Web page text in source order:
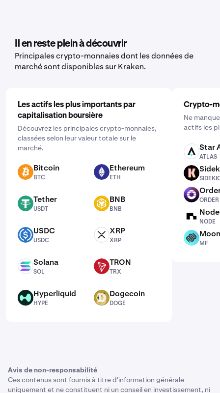
Il en reste plein à découvrir
Principales crypto-monnaies dont les données de
marché sont disponibles sur Kraken.
Les actifs les plus importants par
capitalisation boursière
Découvrez les principales crypto-monnaies,
classées selon leur valeur totale sur le
marché.
BTC Bitcoin
BTC
ETH Ethereum
ETH
USDT Tether
USDT
BNB BNB
BNB
USDC USDC
USDC
XRP XRP
XRP
SOL Solana
SOL
TRX TRON
TRX
HYPE Hyperliquid
HYPE
DOGE Dogecoin
DOGE
Crypto-
Ne
actifs les
ATLAS Star
ATLAS
SIDEKICK
ORDER
ORDER
NODE
NODE
MF
MF
Avis de non-responsabilité
Ces contenus sont fournis à titre d'information générale
uniquement et ne constituent ni un conseil en investissement, ni